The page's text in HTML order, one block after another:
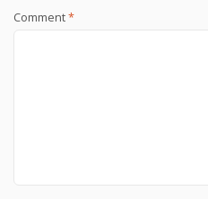
Comment*